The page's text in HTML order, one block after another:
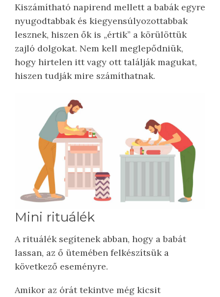
Kiszámítható napirend mellett a babák egyre
nyugodtabbak és kiegyensúlyozottabbak
lesznek, hiszen ők is „értik” a körülöttük
zajló dolgokat. Nem kell meglepődniük,
hogy hirtelen itt vagy ott találják magukat,
hiszen tudják mire számíthatnak.
Mini rituálék
A rituálék segítenek abban, hogy a babát
lassan, az ő ütemében felkészítsük a
következő eseményre.
Amikor az órát tekintve még kicsit